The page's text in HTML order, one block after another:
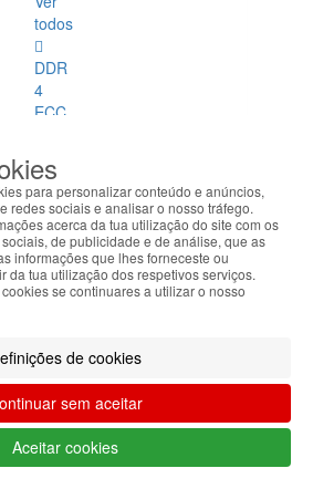
todos
DDR
4
ECC
1
DDR
2
DDR
DDR
DDR
2
ECC
para personalizar conteúdo e anúncios,
redes sociais e analisar o nosso tráfego.
acerca da tua utilização do site com os
de publicidade e de análise, que as
informações que lhes forneceste ou
da tua utilização dos respetivos serviços.
se continuares a utilizar o nosso
de cookies
sem aceitar
Aceitar cookies